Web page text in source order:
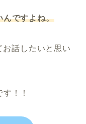
んですよね。
話したいと思い
！！